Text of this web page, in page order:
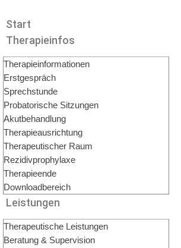
Start
Therapieinfos
Therapieinformationen
Erstgespräch
Sprechstunde
Probatorische Sitzungen
Akutbehandlung
Therapieausrichtung
Therapeutischer Raum
Rezidivprophylaxe
Therapieende
Downloadbereich
Leistungen
Therapeutische Leistungen
Beratung & Supervision